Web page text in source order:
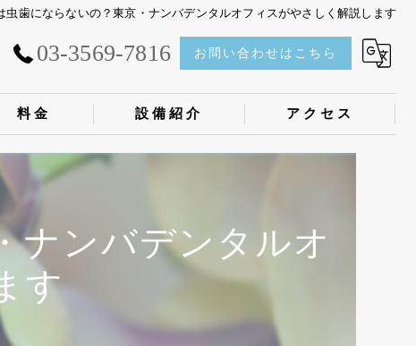
虫歯にならないの？東京・ナンバデンタルオフィスがやさしく解説します
03-3569-7816 お問い合わせはこちら
料金 設備紹介 アクセス
ナンバデンタルオ
す